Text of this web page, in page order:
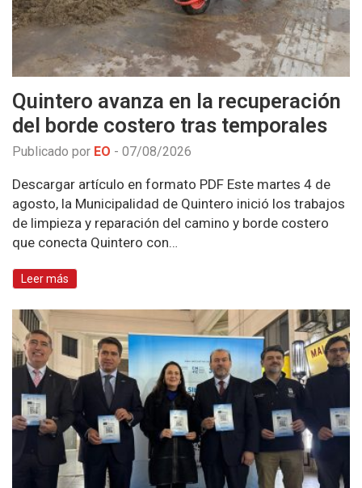
Quintero avanza en la recuperación
del borde costero tras temporales
Publicado por EO - 07/08/2026
Descargar artículo en formato PDF Este martes 4 de
agosto, la Municipalidad de Quintero inició los trabajos
de limpieza y reparación del camino y borde costero
que conecta Quintero con…
Leer más